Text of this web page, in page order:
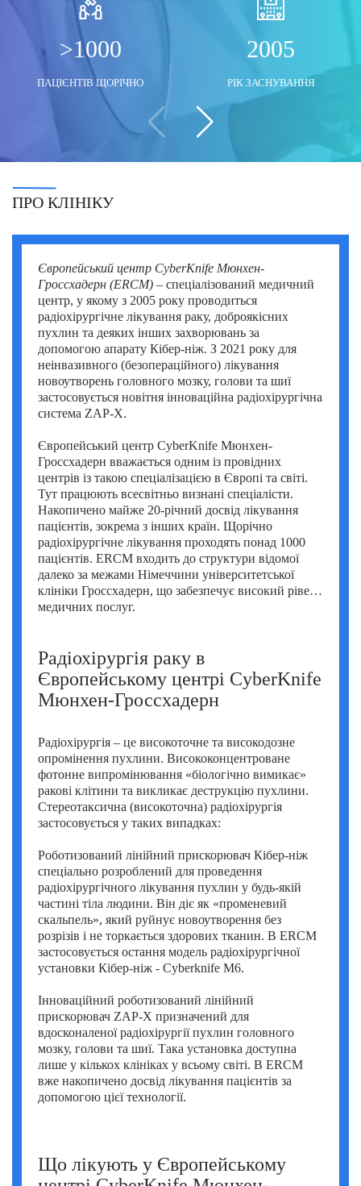
Моше Інбар (Moshe Inbar)
Моше Паппа (Moshe Pappa)
Мустафа Оздоган (Mustafa Ozdogan)
Озкан Їлдиз (Ozkan Yildiz)
Серкан Кескін (Serkan Keskin)
Серкан Ерканлі (Serkan Erkanli)
Сіван Шамаї (Sivan Shamai)
Тамар Сафра (Tamar Safra)
Тахсін Озатлі (Tahsin Ozatli)
Умут Демірджи (Umut Demirci)
Фатіх Айдоган (Fatih Aydogan)
Хале Башак Чалар (Hale Basak Caglar)
Хамдулла Созен (Hamdullah Sozen)
Яків Шехтер (Jacob Schechter)
Шимон Маймон (Shimon Maimon)
Шломи Константини (Shlomi Constantini)
Шломо Давидович (Shlomo Davidovich)
Саліх Марангоз (Salih Marangoz)
Сегев Ейтан (Segev Eitan)
Халук Чабук (Haluk Cabuk)
>1000
ПАЦІЄНТІВ ЩОРІЧНО
2005
РІК ЗАСНУВАННЯ
ПРО КЛІНІКУ
Європейський центр CyberKnife Мюнхен-
Гроссхадерн (ERCM) – спеціалізований медичний
центр, у якому з 2005 року проводиться
радіохірургічне лікування раку, доброякісних
пухлин та деяких інших захворювань за
допомогою апарату Кібер-ніж. З 2021 року для
неінвазивного (безопераційного) лікування
новоутворень головного мозку, голови та шиї
застосовується новітня інноваційна радіохірургічна
система ZAP-X.
Європейський центр CyberKnife Мюнхен-
Гроссхадерн вважається одним із провідних
центрів із такою спеціалізацією в Європі та світі.
Тут працюють всесвітньо визнані спеціалісти.
Накопичено майже 20-річний досвід лікування
пацієнтів, зокрема з інших країн. Щорічно
радіохірургічне лікування проходять понад 1000
пацієнтів. ERCM входить до структури відомої
далеко за межами Німеччини університетської
клініки Гроссхадерн, що забезпечує високий рівень
медичних послуг.
Радіохірургія раку в
Європейському центрі CyberKnife
Мюнхен-Гроссхадерн
Радіохірургія – це високоточне та високодозне
опромінення пухлини. Висококонцентроване
фотонне випромінювання «біологічно вимикає»
ракові клітини та викликає деструкцію пухлини.
Стереотаксична (високоточна) радіохірургія
застосовується у таких випадках:
Роботизований лінійний прискорювач Кібер-ніж
спеціально розроблений для проведення
радіохірургічного лікування пухлин у будь-якій
частині тіла людини. Він діє як «променевий
скальпель», який руйнує новоутворення без
розрізів і не торкається здорових тканин. В ERCM
застосовується остання модель радіохірургічної
установки Кібер-ніж - Cyberknife M6.
Інноваційний роботизований лінійний
прискорювач ZAP-X призначений для
вдосконаленої радіохірургії пухлин головного
мозку, голови та шиї. Така установка доступна
лише у кількох клініках у всьому світі. В ERCM
вже накопичено досвід лікування пацієнтів за
допомогою цієї технології.
Що лікують у Європейському